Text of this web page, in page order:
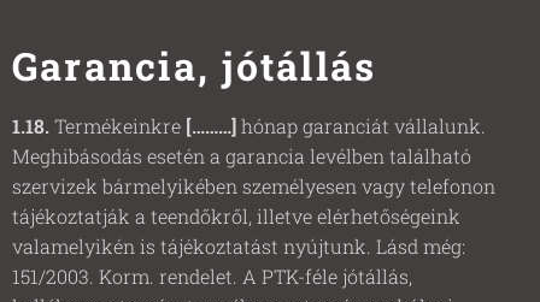
Garancia, jótállás
1.18. Termékeinkre [………]hónap garanciát vállalunk.
Meghibásodás esetén a garancia levélben található
szervizek bármelyikében személyesen vagy telefonon
tájékoztatják a teendőkről, illetve elérhetőségeink
valamelyikén is tájékoztatást nyújtunk. Lásd még:
151/2003. Korm. rendelet. A PTK-féle jótállás,